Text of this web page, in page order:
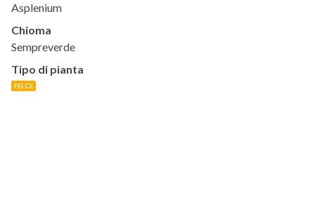
Asplenium
Chioma
Sempreverde
Tipo di pianta
FELCE